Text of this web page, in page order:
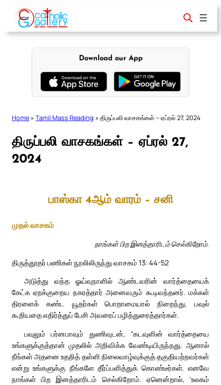
content
Download our App
Home » Tamil Mass Reading » திருப்பலி வாசகங்கள் – ஏப்ரல் 27, 2024
திருப்பலி வாசகங்கள் – ஏப்ரல் 27,
2024
பாஸ்கா 4ஆம் வாரம் – சனி
முதல் வாசகம்
நாங்கள் பிற இனத்தாரிடம் செல்கிறோம்.
திருத்தூதர் பணிகள் நூலிலிருந்து வாசகம் 13: 44-52
அடுத்து வந்த ஓய்வுநாளில் ஆண்டவரின் வார்த்தையைக்
கேட்க ஏறக்குறைய நகரத்தார் அனைவரும் கூடிவந்தனர். மக்கள்
திரளைக் கண்ட யூதர்கள் பொறாமையால் நிறைந்து, பவுல்
கூறியதை எதிர்த்துப் பேசி அவரைப் பழித்துரைத்தார்கள்.
பவுலும் பர்னபாவும் துணிவுடன், “கடவுளின் வார்த்தையை
உங்களுக்குத்தான் முதலில் அறிவிக்க வேண்டியிருந்தது. ஆனால்
நீங்கள் அதனை உதறித் தள்ளி நிலைவாழ்வுக்குத் தகுதியற்றவர்கள்
என்று உங்களுக்கு நீங்களே தீர்ப்பளித்துக் கொண்டீர்கள். எனவே
நாங்கள் பிற இனத்தாரிடம் செல்கிறோம். ஏனென்றால், ‘உலகம்